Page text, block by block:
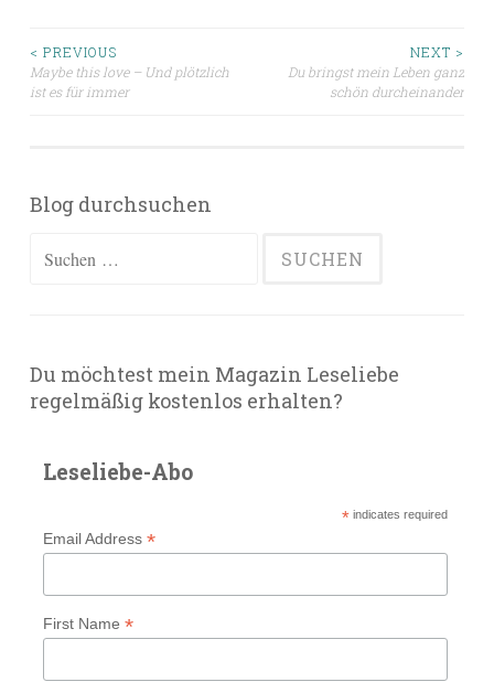
Beitragsnavigation
< PREVIOUS
Maybe this love – Und plötzlich
ist es für immer
NEXT >
Du bringst mein Leben ganz
schön durcheinander
Blog durchsuchen
Suchen
Du möchtest mein Magazin Leseliebe
regelmäßig kostenlos erhalten?
Leseliebe-Abo
*indicates required
Email Address *
First Name *